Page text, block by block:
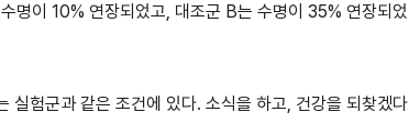
명이 10% 연장되었고, 대조군 B는 수명이 35% 연장되었
실험군과 같은 조건에 있다. 소식을 하고, 건강을 되찾겠다